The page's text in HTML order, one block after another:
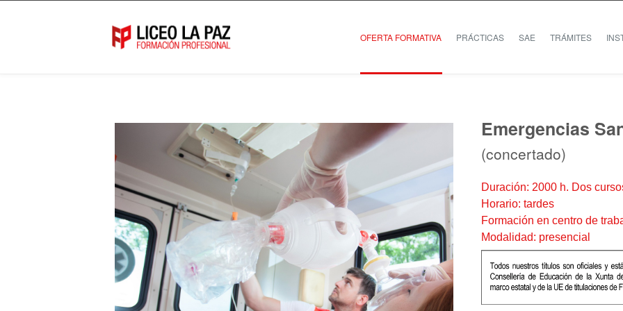
OFERTA FORMATIVA PRÁCTICAS SAE TRÁMITES
Emergencias
(concertado)
Duración: 2000 h. Dos
Horario: tardes
Formación en centro de
Modalidad: presencial